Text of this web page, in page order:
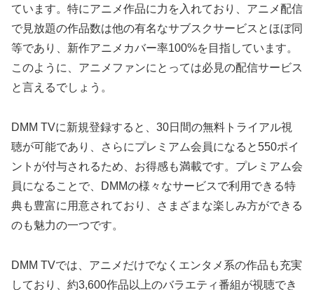
ています。特にアニメ作品に力を入れており、アニメ配信
で見放題の作品数は他の有名なサブスクサービスとほぼ同
等であり、新作アニメカバー率100%を目指しています。
このように、アニメファンにとっては必見の配信サービス
と言えるでしょう。
DMM TVに新規登録すると、30日間の無料トライアル視
聴が可能であり、さらにプレミアム会員になると550ポイ
ントが付与されるため、お得感も満載です。プレミアム会
員になることで、DMMの様々なサービスで利用できる特
典も豊富に用意されており、さまざまな楽しみ方ができる
のも魅力の一つです。
DMM TVでは、アニメだけでなくエンタメ系の作品も充実
しており、約3,600作品以上のバラエティ番組が視聴でき